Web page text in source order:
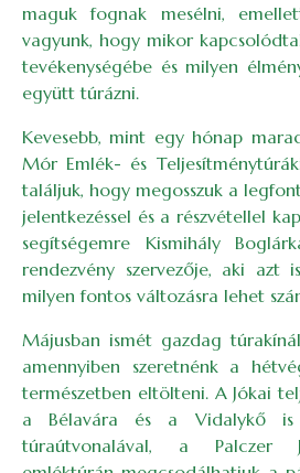
maguk fognak mesélni,
vagyunk, hogy mikor
tevékenységébe és milyen
együtt túrázni.
Kevesebb, mint egy hónap
Mór Emlék- és
találjuk, hogy megosszuk a
jelentkezéssel és a részvétellel
segítségemre Kismihály
rendezvény szervezője, aki azt
milyen fontos változásra lehet
Májusban ismét gazdag
amennyiben szeretnénk a
természetben eltölteni. A Jókai
a Bélavára és a Vidalykő is
túraútvonalával, a Palczer